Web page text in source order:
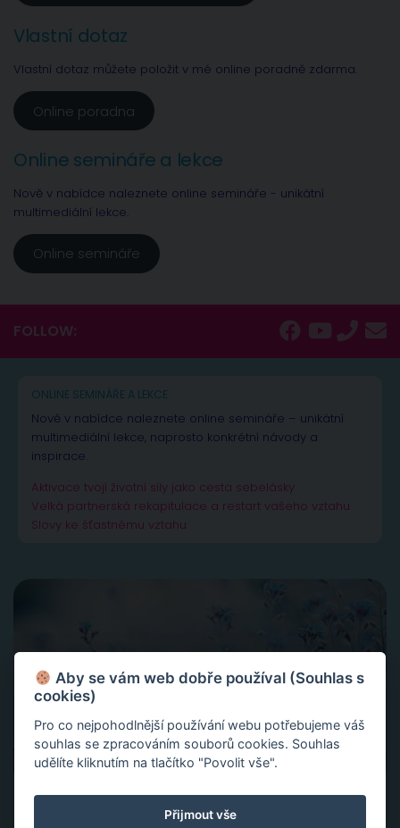
Vlastní dotaz
Vlastní dotaz můžete položit v mé online poradně zdarma.
Online poradna
Online semináře a lekce
Nově v nabídce naleznete online semináře - unikátní
multimediální lekce.
Online semináře
FOLLOW:
ONLINE SEMINÁŘE A LEKCE
Nově v nabídce naleznete online semináře – unikátní
multimediální lekce, naprosto konkrétní návody a
inspirace.
Aktivace tvojí životní síly jako cesta sebelásky
Velká partnerská rekapitulace a restart vašeho vztahu
Slovy ke šťastnému vztahu
Aby se vám web dobře používal (Souhlas s
cookies)
Pro co nejpohodlnější používání webu potřebujeme váš
souhlas se zpracováním souborů cookies. Souhlas
udělíte kliknutím na tlačítko "Povolit vše".
Přijmout vše